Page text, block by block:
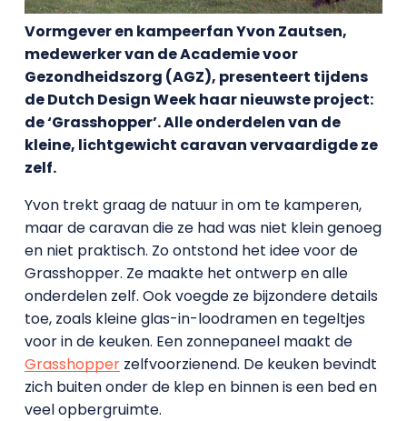
Vormgever en kampeerfan Yvon Zautsen,
medewerker van de Academie voor
Gezondheidszorg (AGZ), presenteert tijdens
de Dutch Design Week haar nieuwste project:
de ‘Grasshopper’. Alle onderdelen van de
kleine, lichtgewicht caravan vervaardigde ze
zelf.
Yvon trekt graag de natuur in om te kamperen,
maar de caravan die ze had was niet klein genoeg
en niet praktisch. Zo ontstond het idee voor de
Grasshopper. Ze maakte het ontwerp en alle
onderdelen zelf. Ook voegde ze bijzondere details
toe, zoals kleine glas-in-loodramen en tegeltjes
voor in de keuken. Een zonnepaneel maakt de
Grasshopperzelfvoorzienend. De keuken bevindt
zich buiten onder de klep en binnen is een bed en
veel opbergruimte.